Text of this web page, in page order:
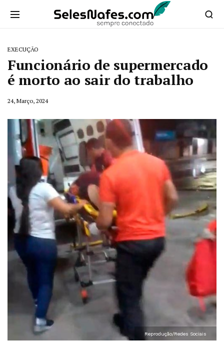
EXECUÇÃO
Funcionário de supermercado
é morto ao sair do trabalho
24, Março, 2024
Reprodução/Redes Sociais